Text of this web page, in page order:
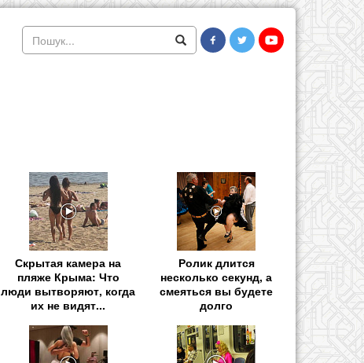
Скрытая камера на
пляже Крыма: Что
люди вытворяют, когда
их не видят...
Ролик длится
несколько секунд, а
смеяться вы будете
долго